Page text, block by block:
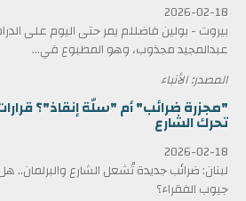
2026-02-18
بيروت - بولين فاضللم يمر حتى اليوم على
عبدالمجيد مجذوب، وهو المطبوع في...
المصدر: الأنباء
"مجزرة ضرائب" أم "سلّة إنقاذ"؟
تحرك الشارع
2026-02-18
لبنان: ضرائب جديدة تُشعل الشارع والبرلمان..
جيوب الفقراء؟